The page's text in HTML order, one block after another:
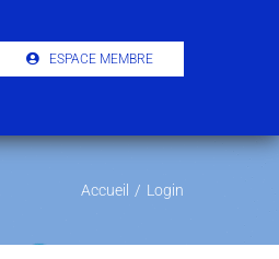
ESPACE MEMBRE
Accueil / Login